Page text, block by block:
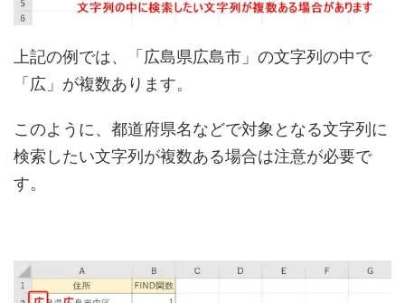
上記の例では、「広島県広島市」の文字列の中で
「広」が複数あります。
このように、都道府県名などで対象となる文字列に
検索したい文字列が複数ある場合は注意が必要で
す。